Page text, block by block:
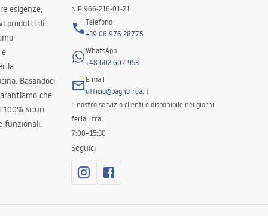
esigenze,
prodotti di
la
Basandoci
che
sicuri
funzionali.
NIP 966-216-01-21
Telefono
+39 06 976 28775
WhatsApp
+48 602 607 953
E-mail
ufficio@bagno-rea.it
Il nostro servizio clienti è disponibile nei giorni
feriali tra:
7:00–15:30
Seguici